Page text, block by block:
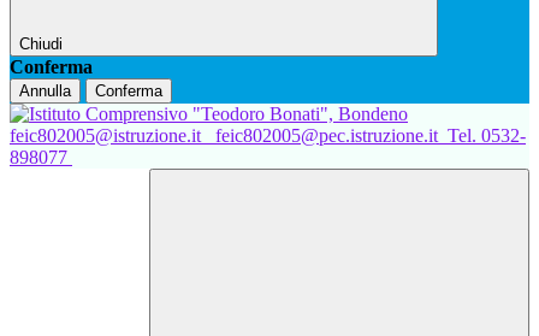
Chiudi
Conferma
Annulla Conferma
feic802005@istruzione.it feic802005@pec.istruzione.it Tel. 0532-
898077